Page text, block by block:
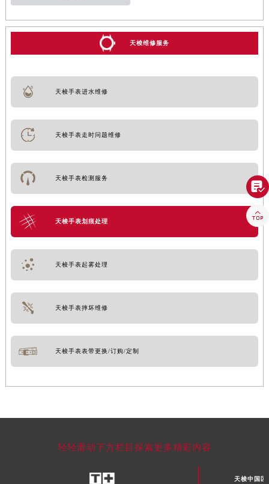
天梭维修服务
天梭手表进水维修
天梭手表走时问题维修
天梭手表检测服务
天梭手表划痕处理
天梭手表起雾处理
天梭手表摔坏维修
天梭手表表带更换/订购/定制
轻轻滑动下方栏目探索更多精彩内容
天梭中国区

